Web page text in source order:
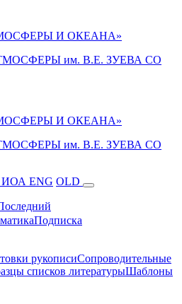
И ОКЕАНА»
им. В.Е. ЗУЕВА СО
И ОКЕАНА»
им. В.Е. ЗУЕВА СО
ИОА ENG OLD
Подписка
рукописиСопроводительные
списков литературыШаблоны